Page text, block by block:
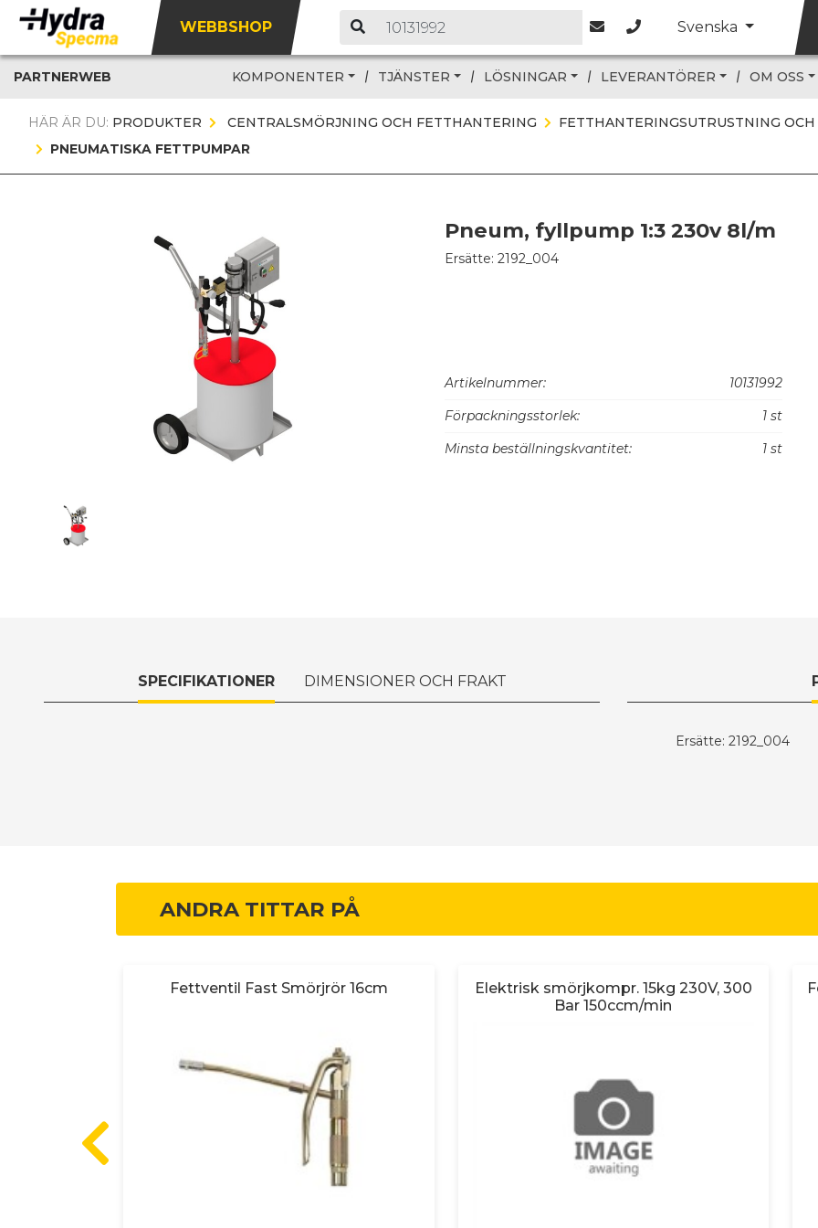
WEBBSHOP Svenska
PARTNERWEB KOMPONENTER TJÄNSTER LÖSNINGAR LEVERANTÖRER OM OSS
HÄR ÄR DU: PRODUKTER CENTRALSMÖRJNING OCH FETTHANTERING FETTHANTERINGSUTRUSTNING
PNEUMATISKA FETTPUMPAR
Pneum, fyllpump 1:3 230v 8l/m
Ersätte: 2192_004
Artikelnummer:
10131992
Förpackningsstorlek:
1 st
Minsta beställningskvantitet:
1 st
SPECIFIKATIONER DIMENSIONER OCH FRAKT
Ersätte: 2192_004
ANDRA TITTAR PÅ
Fettventil Fast Smörjrör 16cm
Elektrisk smörjkompr. 15kg 230V, 300
Bar 150ccm/min